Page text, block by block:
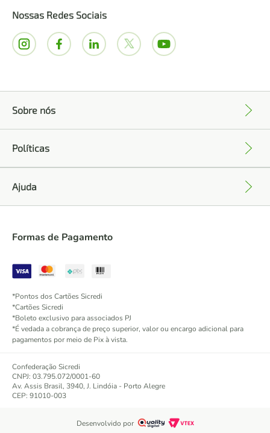
Nossas Redes Sociais
Sobre nós
Políticas
Ajuda
Formas de Pagamento
*Pontos dos Cartões Sicredi
*Cartões Sicredi
*Boleto exclusivo para associados PJ
*É vedada a cobrança de preço superior, valor ou encargo adicional para
pagamentos por meio de Pix à vista.
Confederação Sicredi
CNPJ: 03.795.072/0001-60
Av. Assis Brasil, 3940, J. Lindóia - Porto Alegre
CEP: 91010-003
Desenvolvido por